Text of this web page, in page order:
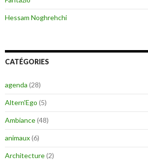
Hessam Noghrehchi
CATÉGORIES
agenda (28)
Altern'Ego (5)
Ambiance(48)
animaux(6)
Architecture(2)